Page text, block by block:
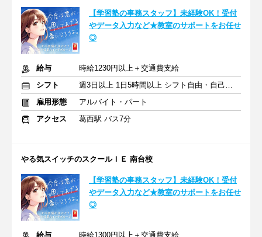
【学習塾の事務スタッフ】未経験OK！受付
やデータ入力など★教室のサポートをお任せ
◎
給与
時給1230円以上＋交通費支給
シフト
週3日以上 1日5時間以上 シフト自由・自己申告
雇用形態
アルバイト・パート
アクセス
葛西駅 バス7分
やる気スイッチのスクールＩＥ 南台校
【学習塾の事務スタッフ】未経験OK！受付
やデータ入力など★教室のサポートをお任せ
◎
給与
時給1300円以上＋交通費支給